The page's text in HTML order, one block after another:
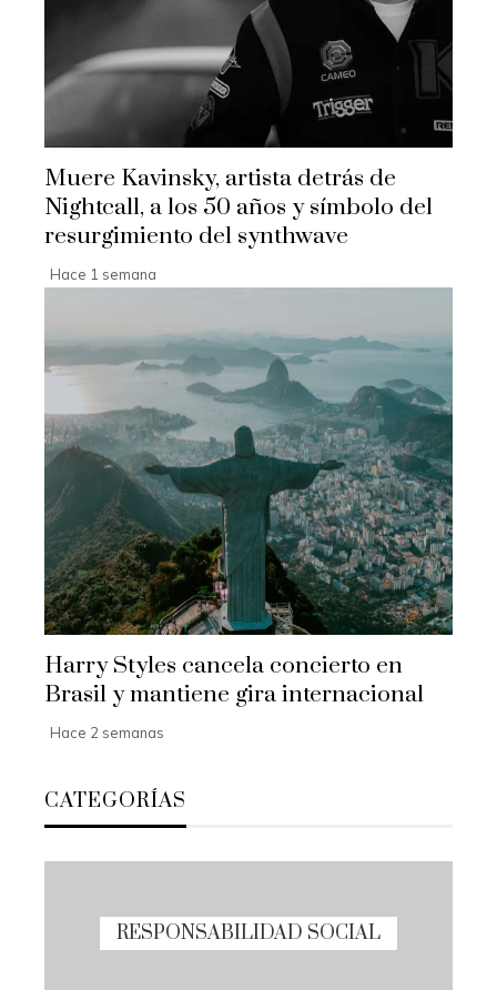
Muere Kavinsky, artista detrás de
Nightcall, a los 50 años y símbolo del
resurgimiento del synthwave
Hace 1 semana
Harry Styles cancela concierto en
Brasil y mantiene gira internacional
Hace 2 semanas
CATEGORÍAS
RESPONSABILIDAD SOCIAL